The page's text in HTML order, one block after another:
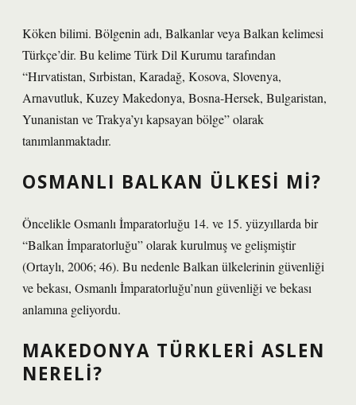
Köken bilimi. Bölgenin adı, Balkanlar veya Balkan kelimesi
Türkçe’dir. Bu kelime Türk Dil Kurumu tarafından
“Hırvatistan, Sırbistan, Karadağ, Kosova, Slovenya,
Arnavutluk, Kuzey Makedonya, Bosna-Hersek, Bulgaristan,
Yunanistan ve Trakya’yı kapsayan bölge” olarak
tanımlanmaktadır.
OSMANLI BALKAN ÜLKESI MI?
Öncelikle Osmanlı İmparatorluğu 14. ve 15. yüzyıllarda bir
“Balkan İmparatorluğu” olarak kurulmuş ve gelişmiştir
(Ortaylı, 2006; 46). Bu nedenle Balkan ülkelerinin güvenliği
ve bekası, Osmanlı İmparatorluğu’nun güvenliği ve bekası
anlamına geliyordu.
MAKEDONYA TÜRKLERI ASLEN
NERELI?